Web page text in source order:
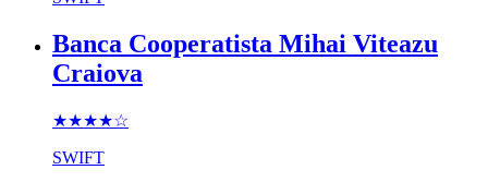
Banca Cooperatista Mihai Viteazu
Craiova
★★★★☆
SWIFT